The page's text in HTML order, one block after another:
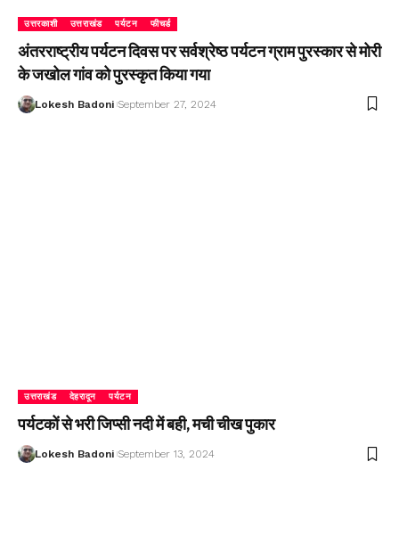
उत्तरकाशी उत्तराखंड पर्यटन फीचर्ड
अंतरराष्ट्रीय पर्यटन दिवस पर सर्वश्रेष्ठ पर्यटन ग्राम पुरस्कार से मोरी
के जखोल गांव को पुरस्कृत किया गया
Lokesh Badoni September 27, 2024
उत्तराखंड देहरादून पर्यटन
पर्यटकों से भरी जिप्सी नदी में बही, मची चीख पुकार
Lokesh Badoni September 13, 2024